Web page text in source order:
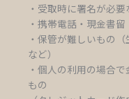
・受取時に署名が必
・携帯電話・現金書
・保管が難しいもの
など）
・個人の利用の場合
もの